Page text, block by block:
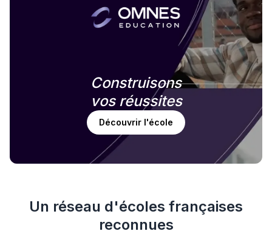
Construisons
vos réussites
Découvrir l'école
Un réseau d'écoles françaises
reconnues